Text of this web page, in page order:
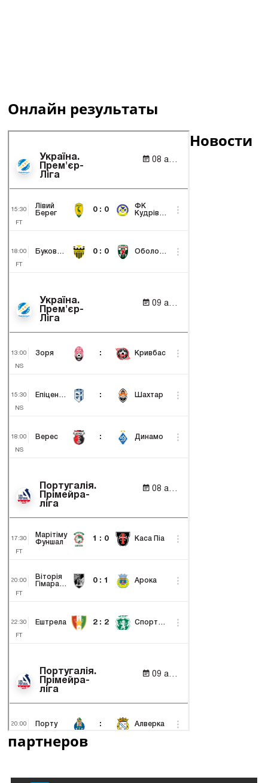
Онлайн результаты
Новости
партнеров